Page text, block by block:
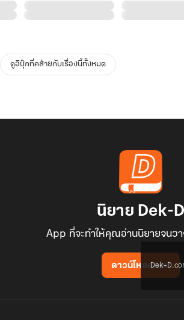
ดูอีบุ๊กที่คล้ายกับเรื่องนี้ทั้งหมด
นิยาย Dek-D
App ที่จะทำให้คุณอ่านนิยายจนว
ดาวน์โหลดแอป
Dek-